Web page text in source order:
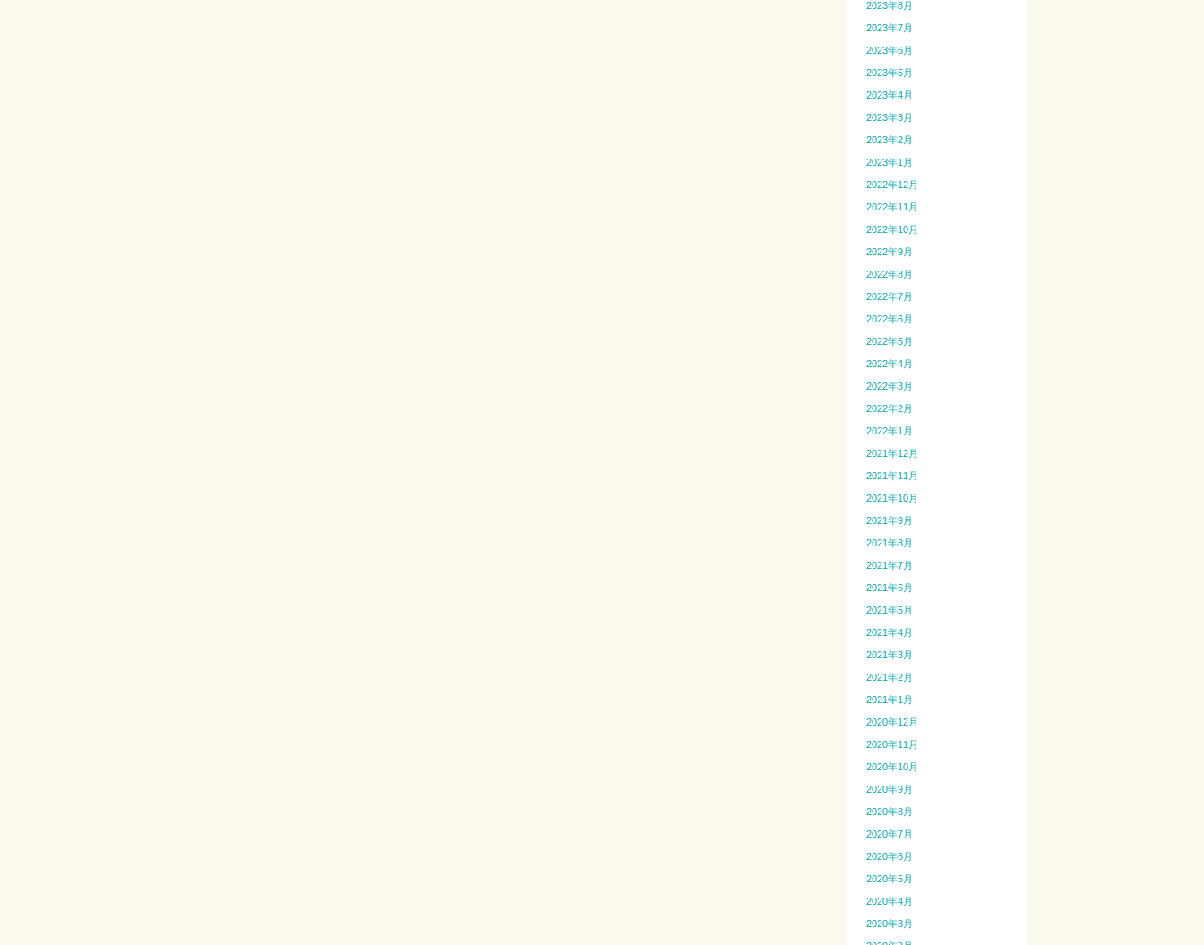
2023年8月
2023年7月
2023年6月
2023年5月
2023年4月
2023年3月
2023年2月
2023年1月
2022年12月
2022年11月
2022年10月
2022年9月
2022年8月
2022年7月
2022年6月
2022年5月
2022年4月
2022年3月
2022年2月
2022年1月
2021年12月
2021年11月
2021年10月
2021年9月
2021年8月
2021年7月
2021年6月
2021年5月
2021年4月
2021年3月
2021年2月
2021年1月
2020年12月
2020年11月
2020年10月
2020年9月
2020年8月
2020年7月
2020年6月
2020年5月
2020年4月
2020年3月